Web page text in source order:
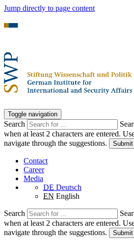
Jump directly to page content
Toggle navigation
Search
when at least 2 characters are entered.
navigate through the suggestions.
Contact
Career
Media
DE Deutsch
EN English
Search
when at least 2 characters are entered.
navigate through the suggestions.